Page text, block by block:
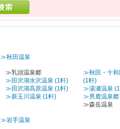
≫秋田温泉
≫乳頭温泉郷
≫田沢湖水沢温泉 (1軒)
≫田沢湖高原温泉 (1軒)
≫新玉川温泉 (1軒)
≫秋田・十和
(1軒)
≫湯瀬温泉
≫男鹿温泉郷
≫森岳温泉
≫岩手温泉